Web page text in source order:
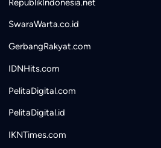
SwaraWarta.co.id
GerbangRakyat.com
IDNHits.com
PelitaDigital.com
PelitaDigital.id
IKNTimes.com